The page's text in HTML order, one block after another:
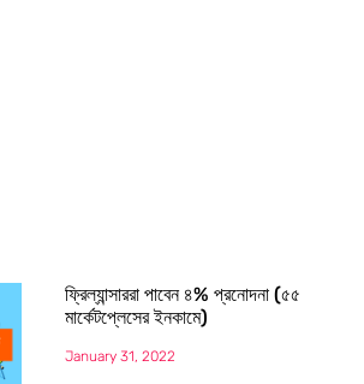
ফ্রিল্যান্সাররা পাবেন ৪% প্রনোদনা (৫৫
মার্কেটপ্লেসের ইনকামে)
January 31, 2022